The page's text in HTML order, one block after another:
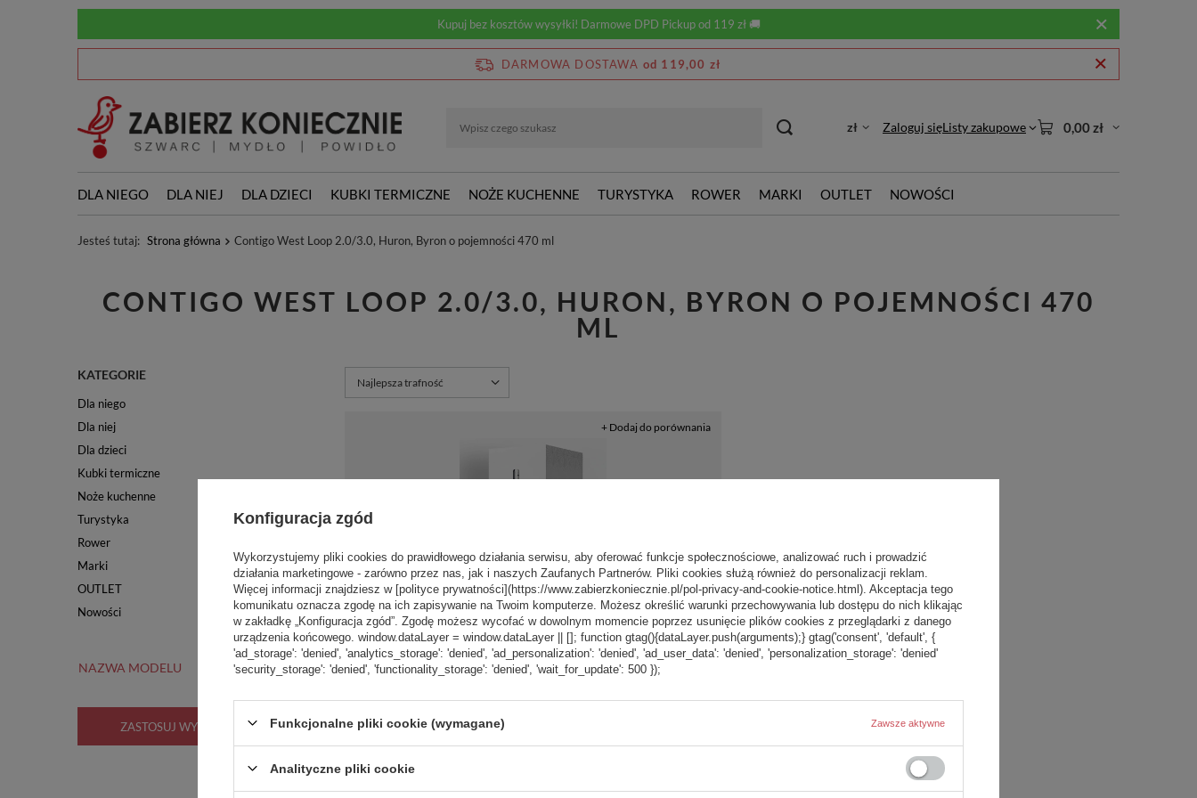
Kupuj bez kosztów wysyłki! Darmowe DPD Pickup od 119 zł 🚚
DARMOWA DOSTAWA od 119,00 zł
zł Zaloguj sięListy zakupowe 0,00 zł
DLA NIEGO DLA NIEJ DLA DZIECI KUBKI TERMICZNE NOŻE KUCHENNE TURYSTYKA ROWER MARKI OUTLET NOWOŚCI
Jesteś tutaj: Strona główna Contigo West Loop 2.0/3.0, Huron, Byron o pojemności 470 ml
CONTIGO WEST LOOP 2.0/3.0, HURON, BYRON O POJEMNOŚCI 470
ML
KATEGORIE
Dla niego
Dla niej
Dla dzieci
Kubki termiczne
Noże kuchenne
Turystyka
Rower
Marki
OUTLET
Nowości
NAZWA MODELU
ZASTOSUJ WYBRANE FILTRY
Zmień sortowanie
Najlepsza trafność
termicznych Contigo West Loop
4,99 zł
+ Dodaj do porównania
Konfiguracja zgód
Wykorzystujemy pliki cookies do prawidłowego działania serwisu, aby oferować funkcje społecznościowe, analizować ruch i prowadzić
działania marketingowe - zarówno przez nas, jak i naszych Zaufanych Partnerów. Pliki cookies służą również do personalizacji reklam.
Więcej informacji znajdziesz w [polityce prywatności](https://www.zabierzkoniecznie.pl/pol-privacy-and-cookie-notice.html). Akceptacja tego
komunikatu oznacza zgodę na ich zapisywanie na Twoim komputerze. Możesz określić warunki przechowywania lub dostępu do nich klikając
w zakładkę „Konfiguracja zgód”. Zgodę możesz wycofać w dowolnym momencie poprzez usunięcie plików cookies z przeglądarki z danego
urządzenia końcowego. window.dataLayer = window.dataLayer || []; function gtag(){dataLayer.push(arguments);} gtag('consent', 'default', {
'ad_storage': 'denied', 'analytics_storage': 'denied', 'ad_personalization': 'denied', 'ad_user_data': 'denied', 'personalization_storage': 'denied'
'security_storage': 'denied', 'functionality_storage': 'denied', 'wait_for_update': 500 });
Funkcjonalne pliki cookie (wymagane) Zawsze aktywne
Analityczne pliki cookie